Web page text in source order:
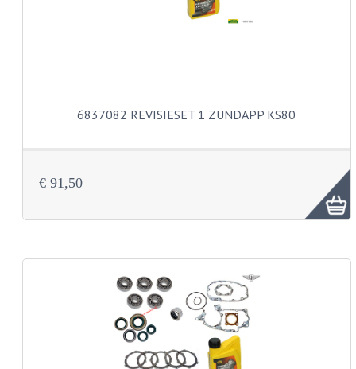
ASSEN EN BUSSEN
BUITENBANDEN
VELGEN EN SPAKEN
6837082 REVISIESET 1 ZUNDAPP KS80
€ 91,50